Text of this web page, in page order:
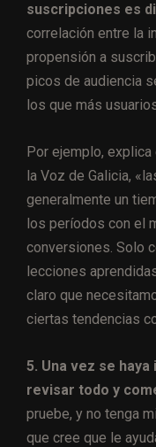
suscripciones es
correlación entre la
propensión a
picos de audiencia
los que más
Por ejemplo,
la Voz de Galicia,
generalmente un
los períodos con el
conversiones. Solo
lecciones
claro que
ciertas tendencias
5. Una vez se
revisar todo y
pruebe, y no tenga
que cree que le